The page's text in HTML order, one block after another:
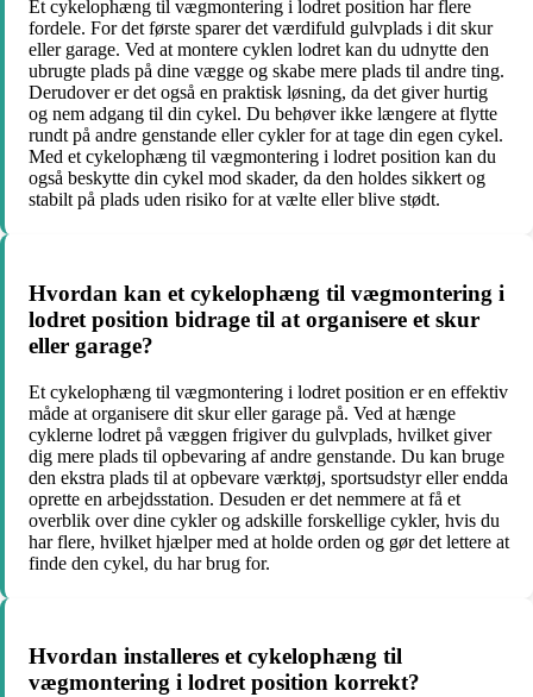
Et cykelophæng til vægmontering i lodret position har flere
fordele. For det første sparer det værdifuld gulvplads i dit skur
eller garage. Ved at montere cyklen lodret kan du udnytte den
ubrugte plads på dine vægge og skabe mere plads til andre ting.
Derudover er det også en praktisk løsning, da det giver hurtig
og nem adgang til din cykel. Du behøver ikke længere at flytte
rundt på andre genstande eller cykler for at tage din egen cykel.
Med et cykelophæng til vægmontering i lodret position kan du
også beskytte din cykel mod skader, da den holdes sikkert og
stabilt på plads uden risiko for at vælte eller blive stødt.
Hvordan kan et cykelophæng til vægmontering i
lodret position bidrage til at organisere et skur
eller garage?
Et cykelophæng til vægmontering i lodret position er en effektiv
måde at organisere dit skur eller garage på. Ved at hænge
cyklerne lodret på væggen frigiver du gulvplads, hvilket giver
dig mere plads til opbevaring af andre genstande. Du kan bruge
den ekstra plads til at opbevare værktøj, sportsudstyr eller endda
oprette en arbejdsstation. Desuden er det nemmere at få et
overblik over dine cykler og adskille forskellige cykler, hvis du
har flere, hvilket hjælper med at holde orden og gør det lettere at
finde den cykel, du har brug for.
Hvordan installeres et cykelophæng til
vægmontering i lodret position korrekt?